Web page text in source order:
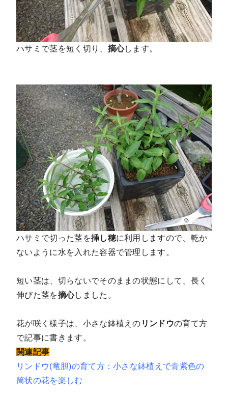
ハサミで茎を短く切り、 摘心します。
ハサミで切った茎を挿し穂に利用しますので、乾か
ないように水を入れた容器で管理します。
短い茎は、切らないでそのままの状態にして、長く
伸びた茎を摘心しました。
花が咲く様子は、小さな鉢植えの リンドウの育て方
で記事に書きます。
関連記事
リンドウ(竜胆)の育て方：小さな鉢植えで青紫色の
筒状の花を楽しむ